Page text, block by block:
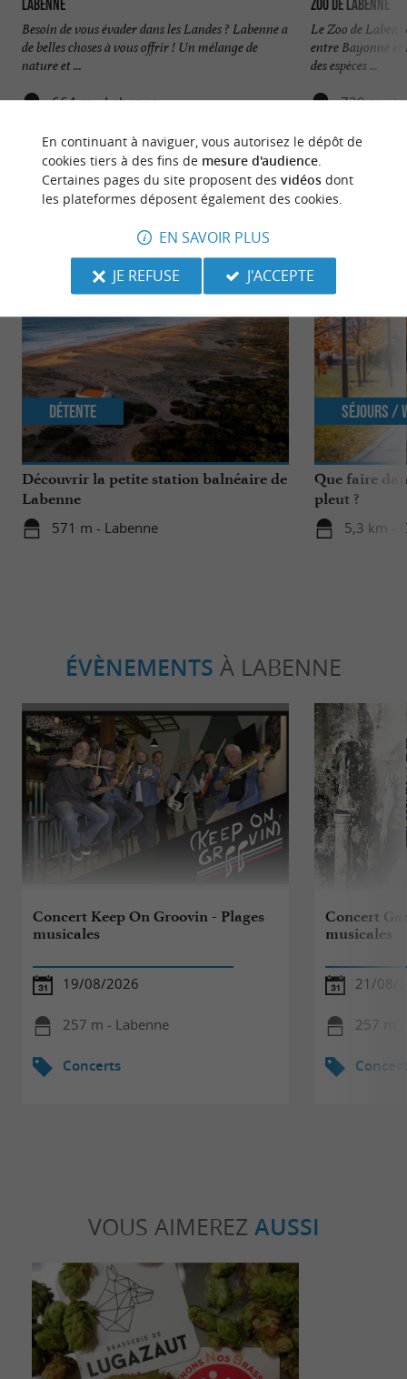
Labenne
Besoin de vous évader dans les Landes ? Labenne a
de belles choses à vous offrir ! Un mélange de
nature et ...
664 m - Labenne
Zoo de Labenne
Le Zoo de
entre Bayonne et
des espèces ...
720 m -
NOUS AVONS TESTÉPOUR VOUS
Découvrir la petite station balnéaire de
Labenne
571 m - Labenne
Détente
Que faire
pleut ?
5,3 km -
Séjours /
ÉVÈNEMENTS À LABENNE
Concert Keep On Groovin - Plages
musicales
19/08/2026
257 m - Labenne
Concerts
Concert
musicales
21/08/
257 m
VOUS AIMEREZ AUSSI
En continuant à naviguer, vous autorisez le dépôt de
cookies tiers à des fins de mesure d'audience.
Certaines pages du site proposent des vidéosdont
les plateformes déposent également des cookies.
EN SAVOIR PLUS
JE REFUSE
J'ACCEPTE